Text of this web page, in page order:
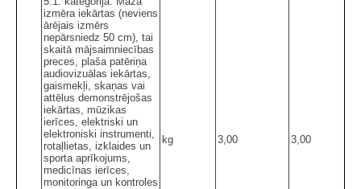
izmēra iekārtas (neviens
ārējais izmērs
nepārsniedz 50 cm), tai
skaitā mājsaimniecības
preces, plaša patēriņa
audiovizuālas iekārtas,
gaismekļi, skaņas vai
attēlus demonstrējošas
iekārtas, mūzikas
ierīces, elektriski un
elektroniski instrumenti,
rotaļlietas, izklaides un
sporta aprīkojums,
medicīnas ierīces,
monitoringa un kontroles
kg 3,00 3,00